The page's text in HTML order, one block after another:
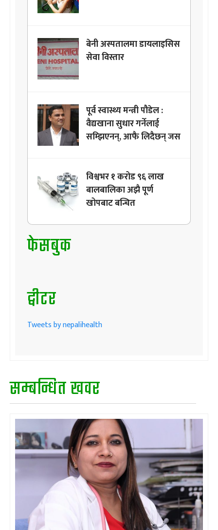
बेनी अस्पतालमा डायलाइसिस
सेवा विस्तार
पूर्व स्वास्थ्य मन्त्री पौडेल :
वैद्यखाना सुधार गर्नेलाई
सम्झिएनन्, आफै लिदैछन् जस
विश्वभर १ करोड ९६ लाख
बालबालिका अझै पूर्ण
खोपबाट बन्चित
फेसबुक
ट्वीटर
Tweets by nepalihealth
सम्बन्धित खवर